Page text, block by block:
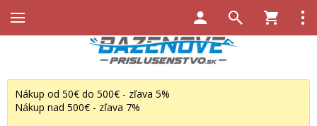
Nákup od 50€ do 500€ - zľava 5%
Nákup nad 500€ - zľava 7%